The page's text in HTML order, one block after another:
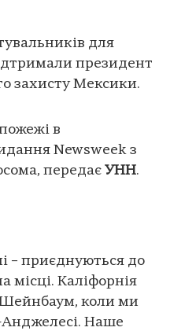
для
президент
захисту Мексики.
в
Newsweek з
передає УНН.
– приєднуються до
місці. Каліфорнія
Шейнбаум, коли ми
Наше